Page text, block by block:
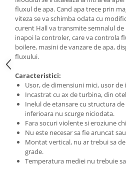
Imprimante 3D
Imprimante 3D
3Doodler
Componente
Componente
Componente E3D
Filament Premium ABS 1.75 mm
Filament Premium ABS 3 mm
Filament Premium PLA 1.75 mm
Filamente Speciale
Prusa I3 DIY Kit
fluxul de apa. Cand apa trece prin
viteza se va schimba odata cu
curent Hall va transmite semnalul
inapoi la controler, care va controla
boilere, masini de vanzare de apa,
fluxului.
Caracteristici:
Usor, de dimensiuni mici, usor de
Incastrat cu ax de turbina, din
Inelul de etansare cu structura
inferioara nu scurge niciodata.
Fara socuri violente si eroziune
Nu este necesar sa fie aruncat
Montat vertical, nu ar trebui sa
grade.
Temperatura mediei nu trebuie